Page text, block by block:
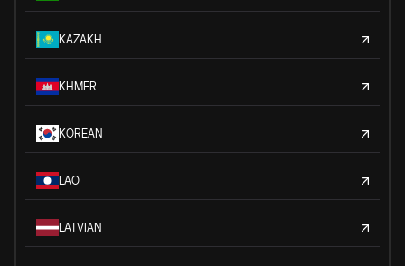
KAZAKH
KHMER
KOREAN
LAO
LATVIAN